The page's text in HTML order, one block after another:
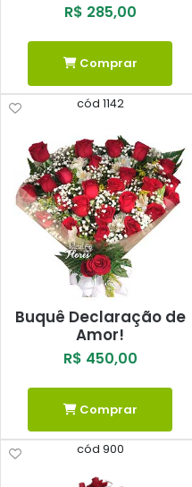
R$ 285,00
Comprar
cód 1142
Buquê Declaração de
Amor!
R$ 450,00
Comprar
cód 900